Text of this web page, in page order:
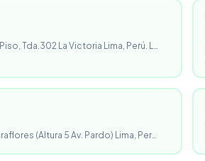
Tda.302 La Victoria Lima, Perú. L…
(Altura 5 Av. Pardo) Lima, Per…